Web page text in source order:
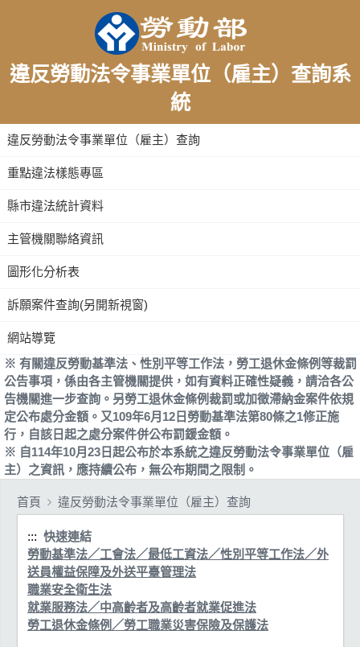
違反勞動法令事業單位（雇主）查詢系
統
違反勞動法令事業單位（雇主）查詢
重點違法樣態專區
縣市違法統計資料
主管機關聯絡資訊
圖形化分析表
訴願案件查詢(另開新視窗)
網站導覽
※ 有關違反勞動基準法、性別平等工作法，勞工退休金條例等裁罰
公告事項，係由各主管機關提供，如有資料正確性疑義，請洽各公
告機關進一步查詢。另勞工退休金條例裁罰或加徵滯納金案件依規
定公布處分金額。又109年6月12日勞動基準法第80條之1修正施
行，自該日起之處分案件併公布罰鍰金額。
※ 自114年10月23日起公布於本系統之違反勞動法令事業單位（雇
主）之資訊，應持續公布，無公布期間之限制。
首頁 違反勞動法令事業單位（雇主）查詢
::: 快速連結
勞動基準法／工會法／最低工資法／性別平等工作法／外
送員權益保障及外送平臺管理法
職業安全衛生法
就業服務法／中高齡者及高齡者就業促進法
勞工退休金條例／勞工職業災害保險及保護法